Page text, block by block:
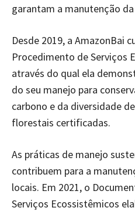
garantam a manutenção
Desde 2019, a AmazonBai
Procedimento de Serviços
através do qual ela
do seu manejo para
carbono e da diversidade
florestais certificadas.
As práticas de manejo
contribuem para a
locais. Em 2021, o
Serviços Ecossistêmicos